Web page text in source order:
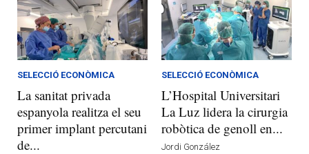
SELECCIÓ ECONÒMICA
La sanitat privada
espanyola realitza el seu
primer implant percutani
de...
SELECCIÓ ECONÒMICA
L’Hospital Universitari
La Luz lidera la cirurgia
robòtica de genoll en...
Jordi González